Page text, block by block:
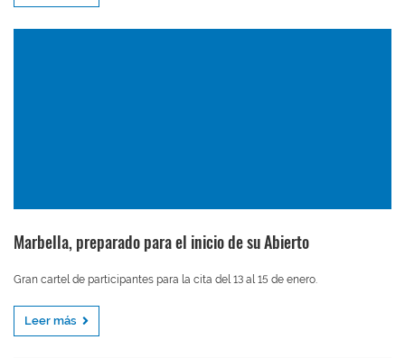
Marbella, preparado para el inicio de su Abierto
Gran cartel de participantes para la cita del 13 al 15 de enero.
Leer más